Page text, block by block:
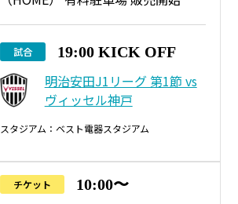
試合 19:00 KICK OFF
明治安田J1リーグ 第1節 vs
ヴィッセル神戸
スタジアム：ベスト電器スタジアム
チケット 10:00〜